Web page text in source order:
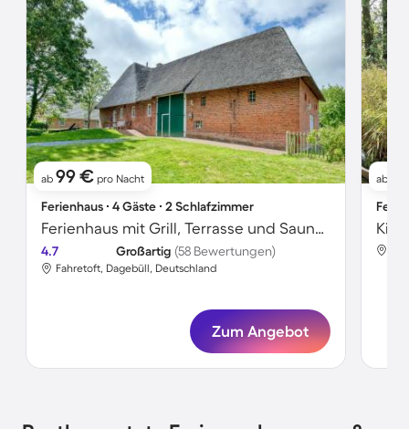
ab 99 € pro Nacht
Ferienhaus ∙ 4 Gäste ∙ 2 Schlafzimmer
Ferienhaus mit Grill, Terrasse und Sauna | Perfekt für die Arbeit von Zuhause
4.7 Großartig (58 Bewertungen)
Fahretoft, Dagebüll, Deutschland
Zum Angebot
ab